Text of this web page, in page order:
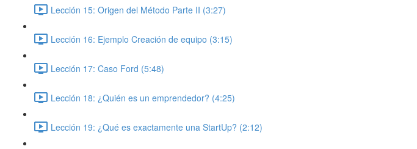
Lección 15: Origen del Método Parte II (3:27)
Lección 16: Ejemplo Creación de equipo (3:15)
Lección 17: Caso Ford (5:48)
Lección 18: ¿Quién es un emprendedor? (4:25)
Lección 19: ¿Qué es exactamente una StartUp? (2:12)